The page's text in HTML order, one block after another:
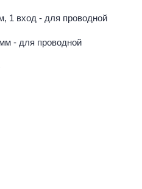
1 вход - для проводной
- для проводной